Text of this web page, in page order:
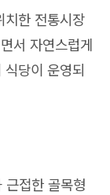
한 전통시장
서 자연스럽게
당이 운영되
접한 골목형